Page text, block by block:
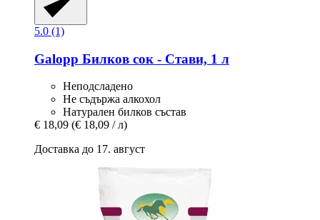
5.0 (1)
Galopp Билков сок -​ Стави, 1 л
Неподсладено
Не съдържа алкохол
Натурален билков състав
€ 18,09 (€ 18,09 / л)
Доставка до 17. август